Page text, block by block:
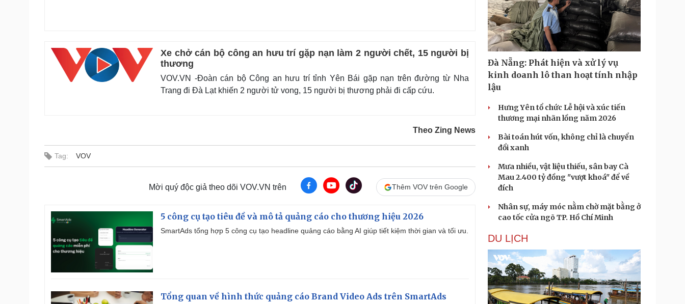
Xe chở cán bộ công an hưu trí gặp nạn làm 2 người chết, 15 người bị
thương
VOV.VN -Đoàn cán bộ Công an hưu trí tỉnh Yên Bái gặp nạn trên đường từ Nha
Trang đi Đà Lạt khiến 2 người tử vong, 15 người bị thương phải đi cấp cứu.
Theo Zing News
Tag: VOV
Mời quý độc giả theo dõi VOV.VN trên Thêm VOV trên Google
5 công cụ tạo tiêu đề và mô tả quảng cáo cho thương hiệu 2026
SmartAds tổng hợp 5 công cụ tạo headline quảng cáo bằng AI giúp tiết kiệm thời gian và tối ưu.
Tổng quan về hình thức quảng cáo Brand Video Ads trên SmartAds
Đà Nẵng: Phát hiện và xử lý vụ
kinh doanh lô than hoạt tính nhập
lậu
Hưng Yên tổ chức Lễ hội và xúc tiến
thương mại nhãn lồng năm 2026
Bài toán hút vốn, không chỉ là chuyển
đổi xanh
Mưa nhiều, vật liệu thiếu, sân bay Cà
Mau 2.400 tỷ đồng "vượt khoá" để về
đích
Nhân sự, máy móc nằm chờ mặt bằng ở
cao tốc cửa ngõ TP. Hồ Chí Minh
DU LỊCH